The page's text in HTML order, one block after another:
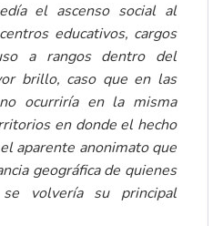
el ascenso social al
educativos, cargos
a rangos dentro del
brillo, caso que en las
ocurriría en la misma
en donde el hecho
aparente anonimato que
geográfica de quienes
volvería su principal